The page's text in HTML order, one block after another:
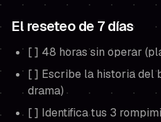
El reseteo de 7 días
[ ] 48 horas sin operar
[ ] Escribe la historia del
drama)
[ ] Identifica tus 3